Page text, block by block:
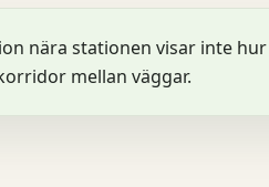
nära stationen visar inte
mellan väggar.